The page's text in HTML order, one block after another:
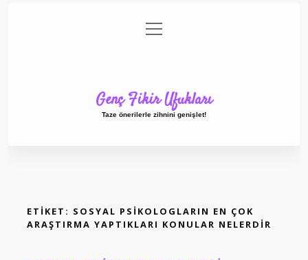
Gizlilik Politikası
menüyü
aç
Genç Fikir Ufukları
Taze önerilerle zihnini genişlet!
ETIKET: SOSYAL PSIKOLOGLARIN EN ÇOK
ARAŞTIRMA YAPTIKLARI KONULAR NELERDIR